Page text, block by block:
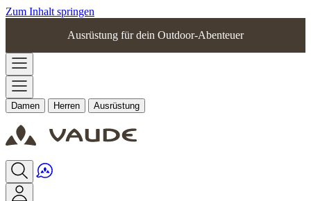
Zum Inhalt springen
Ausrüstung für dein Outdoor-Abenteuer
Damen Herren Ausrüstung